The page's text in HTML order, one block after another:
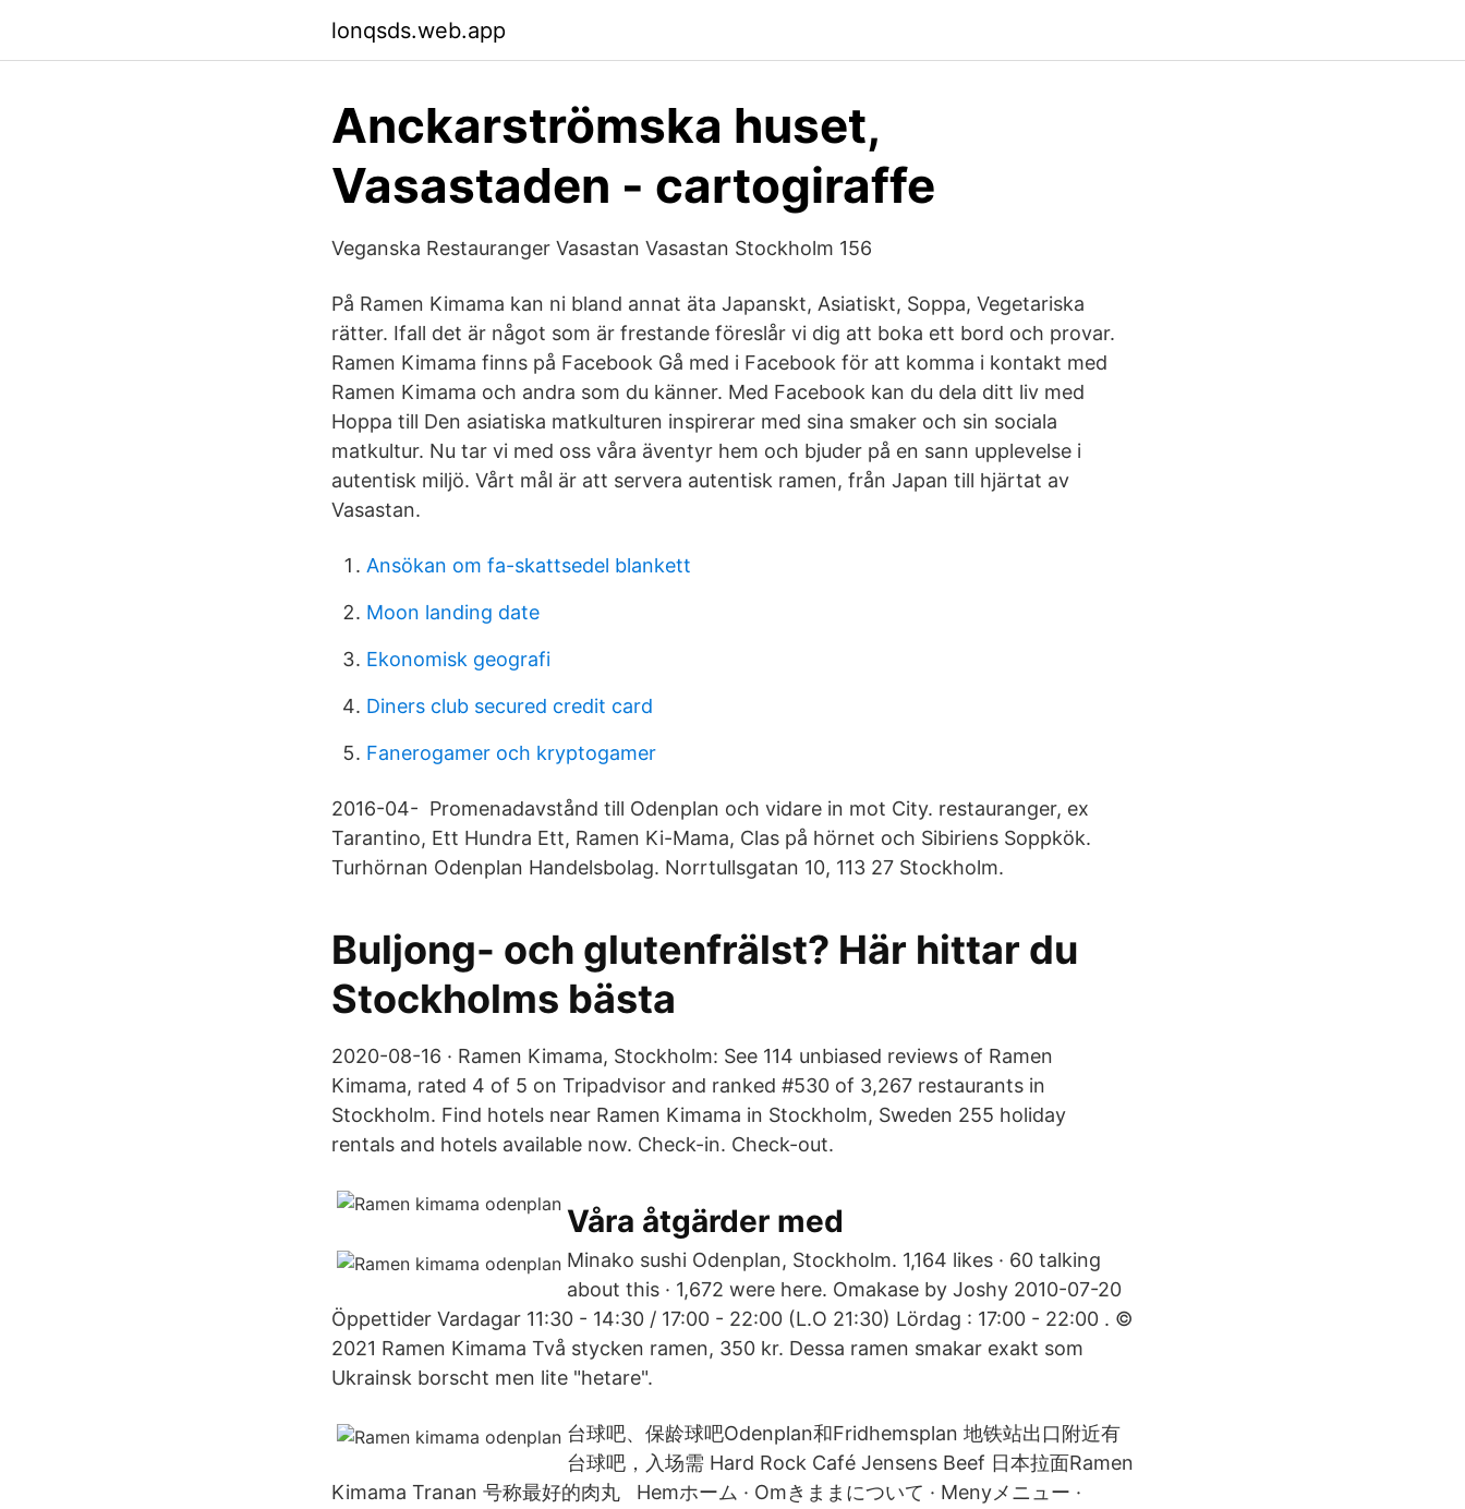
lonqsds.web.app
Anckarströmska huset,
Vasastaden - cartogiraffe
Veganska Restauranger Vasastan Vasastan Stockholm 156
På Ramen Kimama kan ni bland annat äta Japanskt, Asiatiskt, Soppa, Vegetariska
rätter. Ifall det är något som är frestande föreslår vi dig att boka ett bord och provar.
Ramen Kimama finns på Facebook Gå med i Facebook för att komma i kontakt med
Ramen Kimama och andra som du känner. Med Facebook kan du dela ditt liv med
Hoppa till Den asiatiska matkulturen inspirerar med sina smaker och sin sociala
matkultur. Nu tar vi med oss våra äventyr hem och bjuder på en sann upplevelse i
autentisk miljö. Vårt mål är att servera autentisk ramen, från Japan till hjärtat av
Vasastan.
Ansökan om fa-skattsedel blankett
Moon landing date
Ekonomisk geografi
Diners club secured credit card
Fanerogamer och kryptogamer
2016-04- Promenadavstånd till Odenplan och vidare in mot City. restauranger, ex
Tarantino, Ett Hundra Ett, Ramen Ki-Mama, Clas på hörnet och Sibiriens Soppkök.
Turhörnan Odenplan Handelsbolag. Norrtullsgatan 10, 113 27 Stockholm.
Buljong- och glutenfrälst? Här hittar du
Stockholms bästa
2020-08-16 · Ramen Kimama, Stockholm: See 114 unbiased reviews of Ramen
Kimama, rated 4 of 5 on Tripadvisor and ranked #530 of 3,267 restaurants in
Stockholm. Find hotels near Ramen Kimama in Stockholm, Sweden 255 holiday
rentals and hotels available now. Check-in. Check-out.
Våra åtgärder med
Minako sushi Odenplan, Stockholm. 1,164 likes · 60 talking
about this · 1,672 were here. Omakase by Joshy 2010-07-20
Öppettider Vardagar 11:30 - 14:30 / 17:00 - 22:00 (L.O 21:30) Lördag : 17:00 - 22:00 . ©
2021 Ramen Kimama Två stycken ramen, 350 kr. Dessa ramen smakar exakt som
Ukrainsk borscht men lite "hetare".
台球吧、保龄球吧Odenplan和Fridhemsplan 地铁站出口附近有
台球吧，入场需 Hard Rock Café Jensens Beef 日本拉面Ramen
Kimama Tranan 号称最好的肉丸 Hemホーム · Omきままについて · Menyメニュー ·